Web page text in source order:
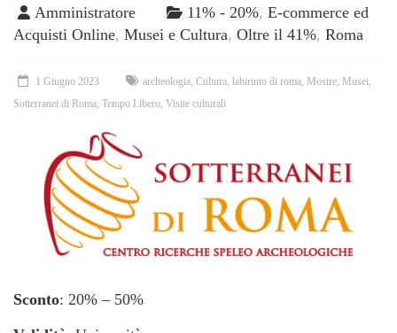
Amministratore 11% - 20%, E-commerce ed
Acquisti Online, Musei e Cultura, Oltre il 41%, Roma
1 Giugno 2023 archeologia, Cultura, labirinto di roma, Mostre, Musei,
Sotterranei di Roma, Tempo Libero, Visite culturali
Sconto: 20% – 50%